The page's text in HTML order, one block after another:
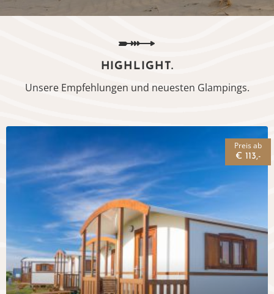
HIGHLIGHT.
Unsere Empfehlungen und neuesten Glampings.
Preis ab
€ 113,-